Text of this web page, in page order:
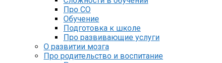
Про СО
Обучение
Подготовка к школе
Про развивающие услуги
О развитии мозга
Про родительство и воспитание